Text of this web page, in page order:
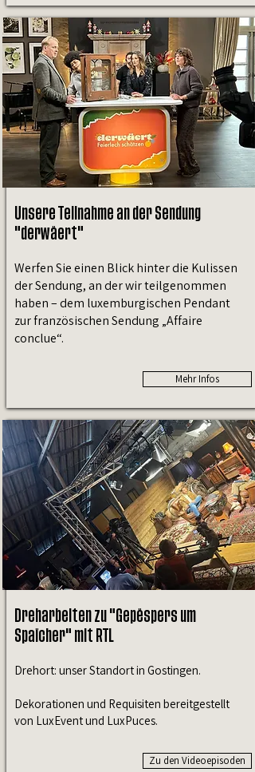
Unsere Teilnahme an der Sendung
"derwäert"
Werfen Sie einen Blick hinter die Kulissen
der Sendung, an der wir teilgenommen
haben – dem luxemburgischen Pendant
zur französischen Sendung „Affaire
conclue“.
Mehr Infos
Dreharbeiten zu "Gepëspers um
Spaïcher" mit RTL
Drehort: unser Standort in Gostingen.
Dekorationen und Requisiten bereitgestellt
von LuxEvent und LuxPuces.
Zu den Videoepisoden